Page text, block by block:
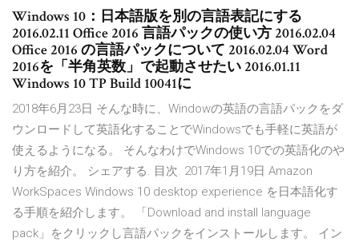
Windows 10：日本語版を別の言語表記にする
2016.02.11 Office 2016 言語パックの使い方 2016.02.04
Office 2016 の言語パックについて 2016.02.04 Word
2016を「半角英数」で起動させたい 2016.01.11
Windows 10 TP Build 10041に
2018年6月23日 そんな時に、Windowの英語の言語パックをダ
ウンロードして英語化することでWindowsでも手軽に英語が
使えるようになる。 そんなわけでWindows 10での英語化のや
り方を紹介。 シェアする. 目次. 2017年1月19日 Amazon
WorkSpaces Windows 10 desktop experience を日本語化す
る手順を紹介します。 「Download and install language
pack」をクリックし言語パックをインストールします。 イン